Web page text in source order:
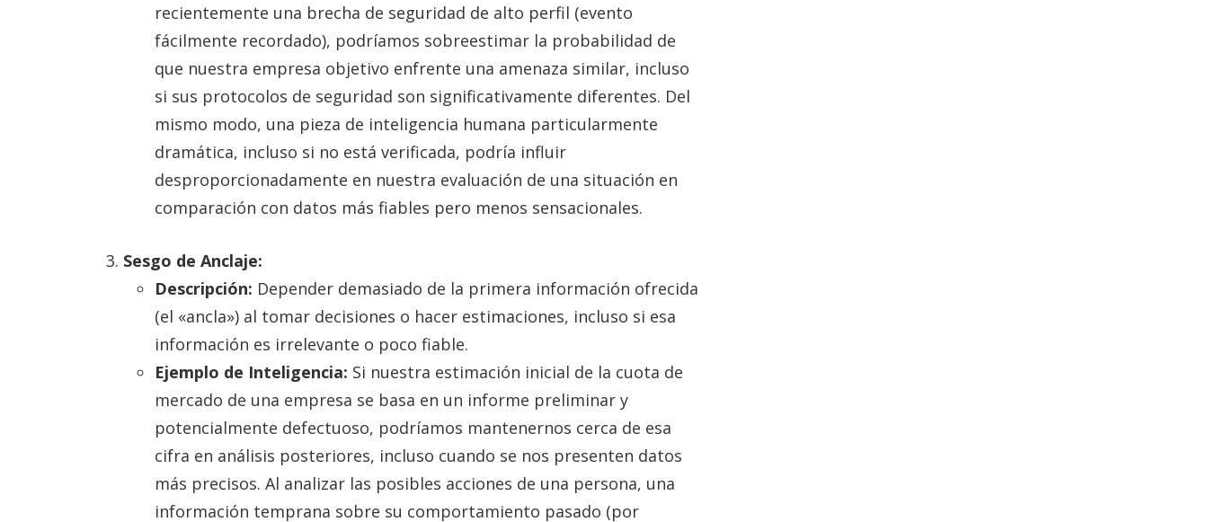
recientemente una brecha de seguridad de alto perfil (evento
fácilmente recordado), podríamos sobreestimar la probabilidad de
que nuestra empresa objetivo enfrente una amenaza similar, incluso
si sus protocolos de seguridad son significativamente diferentes. Del
mismo modo, una pieza de inteligencia humana particularmente
dramática, incluso si no está verificada, podría influir
desproporcionadamente en nuestra evaluación de una situación en
comparación con datos más fiables pero menos sensacionales.
Sesgo de Anclaje:
Descripción: Depender demasiado de la primera información ofrecida
(el «ancla») al tomar decisiones o hacer estimaciones, incluso si esa
información es irrelevante o poco fiable.
Ejemplo de Inteligencia: Si nuestra estimación inicial de la cuota de
mercado de una empresa se basa en un informe preliminar y
potencialmente defectuoso, podríamos mantenernos cerca de esa
cifra en análisis posteriores, incluso cuando se nos presenten datos
más precisos. Al analizar las posibles acciones de una persona, una
información temprana sobre su comportamiento pasado (por